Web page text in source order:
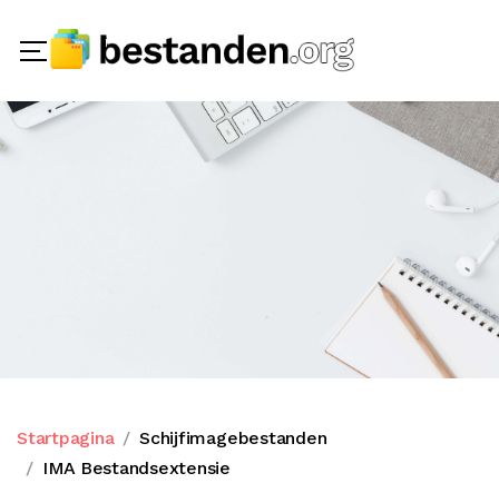
Startpagina
Schijfimagebestanden
IMA Bestandsextensie